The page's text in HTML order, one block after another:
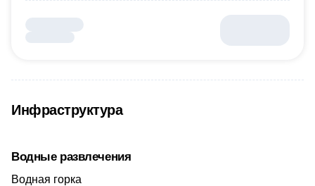
Инфраструктура
Водные развлечения
Водная горка